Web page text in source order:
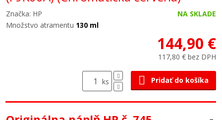
Značka: HP
NA SKLADE
Množstvo atramentu 130 ml
144,90 €
117,80 € bez DPH
ks Pridať do košíka